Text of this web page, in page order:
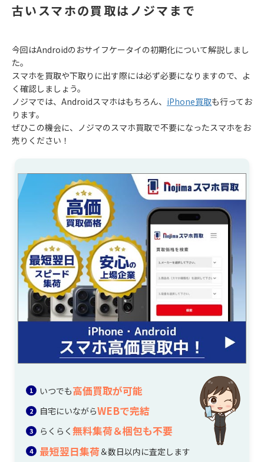
古いスマホの買取はノジマまで
今回はAndroidのおサイフケータイの初期化について解説しまし
た。
スマホを買取や下取りに出す際には必ず必要になりますので、よ
く確認しましょう。
ノジマでは、Androidスマホはもちろん、 iPhone買取も行ってお
ります。
ぜひこの機会に、ノジマのスマホ買取で不要になったスマホをお
売りください！
いつでも高価買取が可能
自宅にいながらWEBで完結
らくらく無料集荷＆梱包も不要
最短翌日集荷 ＆数日以内に査定します